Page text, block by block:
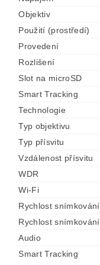
Objektiv
Použití (prostředí)
Provedení
Rozlišení
Slot na microSD
Smart Tracking
Technologie
Typ objektivu
Typ přísvitu
Vzdálenost přísvitu
WDR
Wi-Fi
Rychlost snímkování
Rychlost snímkování
Audio
Smart Tracking